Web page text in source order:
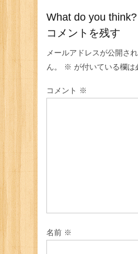
What do you think?
コメントを残す
メールアドレスが公開さ
ん。
※ が付いている欄は
コメント ※
名前 ※